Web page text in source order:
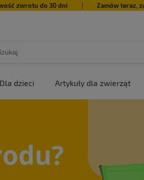
zwrotu do 30 dni Zamów teraz,
Dla dzieci Artykuły dla zwierząt